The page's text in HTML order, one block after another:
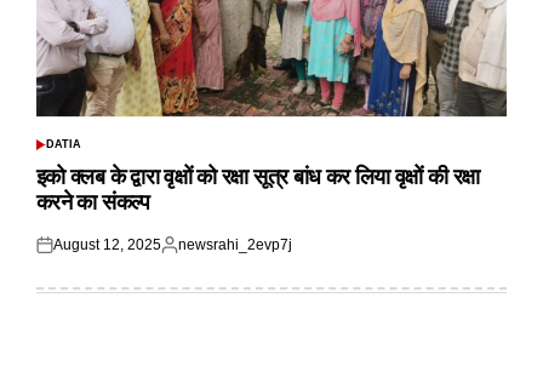
POSTED
DATIA
इको क्लब के द्वारा वृक्षों को रक्षा सूत्र बांध कर लिया वृक्षों की रक्षा
करने का संकल्प
Posted
August 12, 2025
Posted
newsrahi_2evp7j